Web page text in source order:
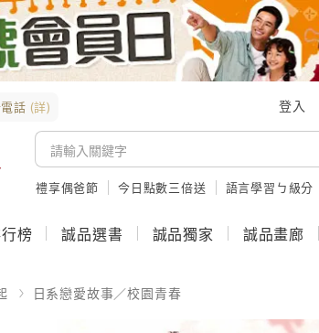
話 (詳) 登入
禮享偶爸節 今日點數三倍送 語言學習ㄅ級分
榜 誠品選書 誠品獨家 誠品畫廊
日系戀愛故事／校園青春